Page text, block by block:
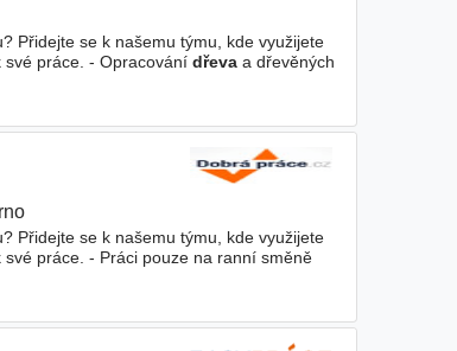
Přidejte se k našemu týmu, kde využijete
práce. - Opracování dřevaa dřevěných
Přidejte se k našemu týmu, kde využijete
práce. - Práci pouze na ranní směně